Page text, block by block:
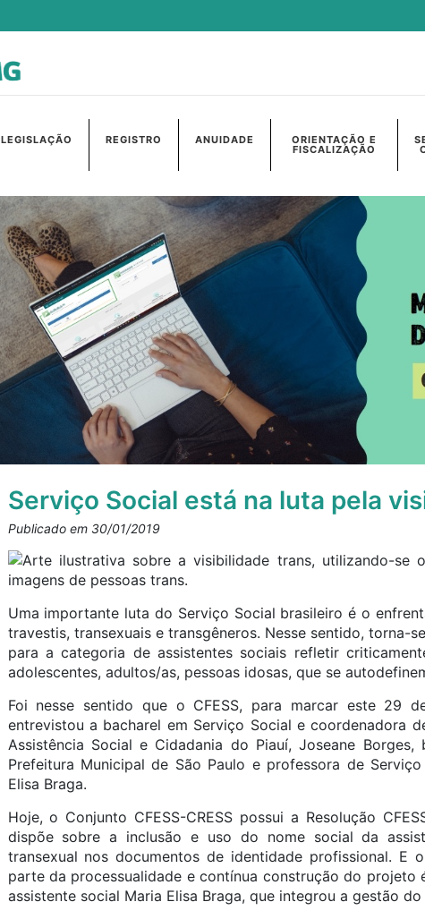
LEGISLAÇÃO REGISTRO ANUIDADE ORIENTAÇÃO E
FISCALIZAÇÃO
Serviço Social está na luta pela
Publicado em 30/01/2019
Uma importante luta do Serviço Social brasileiro é o
travestis, transexuais e transgêneros. Nesse sentido, torna-
para a categoria de assistentes sociais refletir
adolescentes, adultos/as, pessoas idosas, que se
Foi nesse sentido que o CFESS, para marcar este 29
entrevistou a bacharel em Serviço Social e coordenadora
Assistência Social e Cidadania do Piauí, Joseane
Prefeitura Municipal de São Paulo e professora de
Elisa Braga.
Hoje, o Conjunto CFESS-CRESS possui a Resolução
dispõe sobre a inclusão e uso do nome social da
transexual nos documentos de identidade profissional.
parte da processualidade e contínua construção do
assistente social Maria Elisa Braga, que integrou a gestão